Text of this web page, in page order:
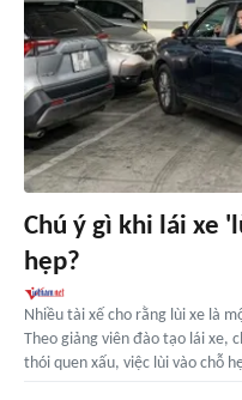
Chú ý gì khi lái xe
hẹp?
Nhiều tài xế cho rằng lùi xe là
Theo giảng viên đào tạo lái xe,
thói quen xấu, việc lùi vào chỗ